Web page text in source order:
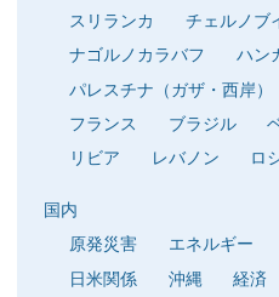
スリランカ
チェルノブ
ナゴルノカラバフ
ハン
パレスチナ（ガザ・西岸）
フランス
ブラジル
リビア
レバノン ロ
国内
原発災害
エネルギー
日米関係
沖縄 経済